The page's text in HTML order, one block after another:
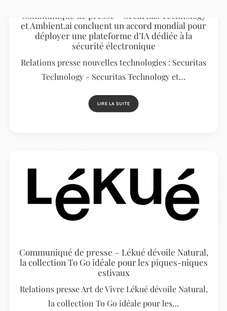
Communiqué de presse – Securitas Technology
et Ambient.ai concluent un accord mondial pour
déployer une plateforme d’IA dédiée à la
sécurité électronique
Relations presse nouvelles technologies : Securitas
Technology - Securitas Technology et…
LIRE LA SUITE
Communiqué de presse – Lékué dévoile Natural,
la collection To Go idéale pour les piques-niques
estivaux
Relations presse Art de Vivre Lékué dévoile Natural,
la collection To Go idéale pour les…